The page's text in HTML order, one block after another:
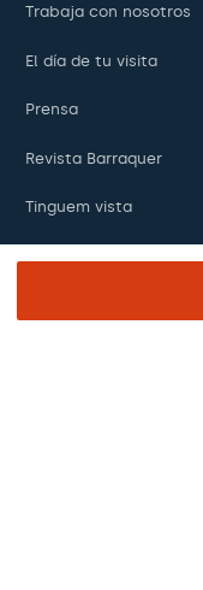
Trabaja con nosotros
El día de tu visita
Prensa
Revista Barraquer
Tinguem vista